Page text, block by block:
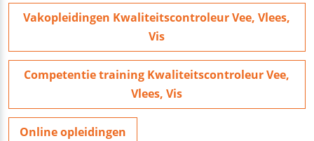
Vakopleidingen Kwaliteitscontroleur Vee, Vlees,
Vis
Competentie training Kwaliteitscontroleur Vee,
Vlees, Vis
Online opleidingen